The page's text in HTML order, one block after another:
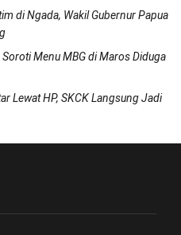
di Ngada, Wakil Gubernur Papua
Menu MBG di Maros Diduga
Lewat HP, SKCK Langsung Jadi